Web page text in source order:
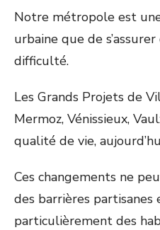
Notre métropole est
urbaine que de
difficulté.
Les Grands Projets de
Mermoz, Vénissieux,
qualité de vie,
Ces changements ne
des barrières
particulièrement des